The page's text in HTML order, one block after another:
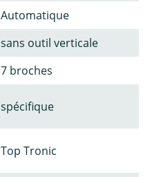
Automatique
sans outil verticale
7 broches
spécifique
Top Tronic